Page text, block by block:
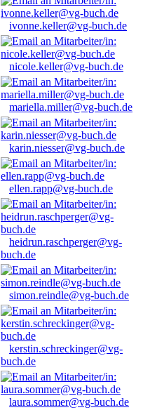
ivonne.keller@vg-buch.de
nicole.keller@vg-buch.de
mariella.miller@vg-buch.de
karin.niesser@vg-buch.de
ellen.rapp@vg-buch.de
heidrun.raschperger@vg-
buch.de
simon.reindle@vg-buch.de
kerstin.schreckinger@vg-
buch.de
laura.sommer@vg-buch.de